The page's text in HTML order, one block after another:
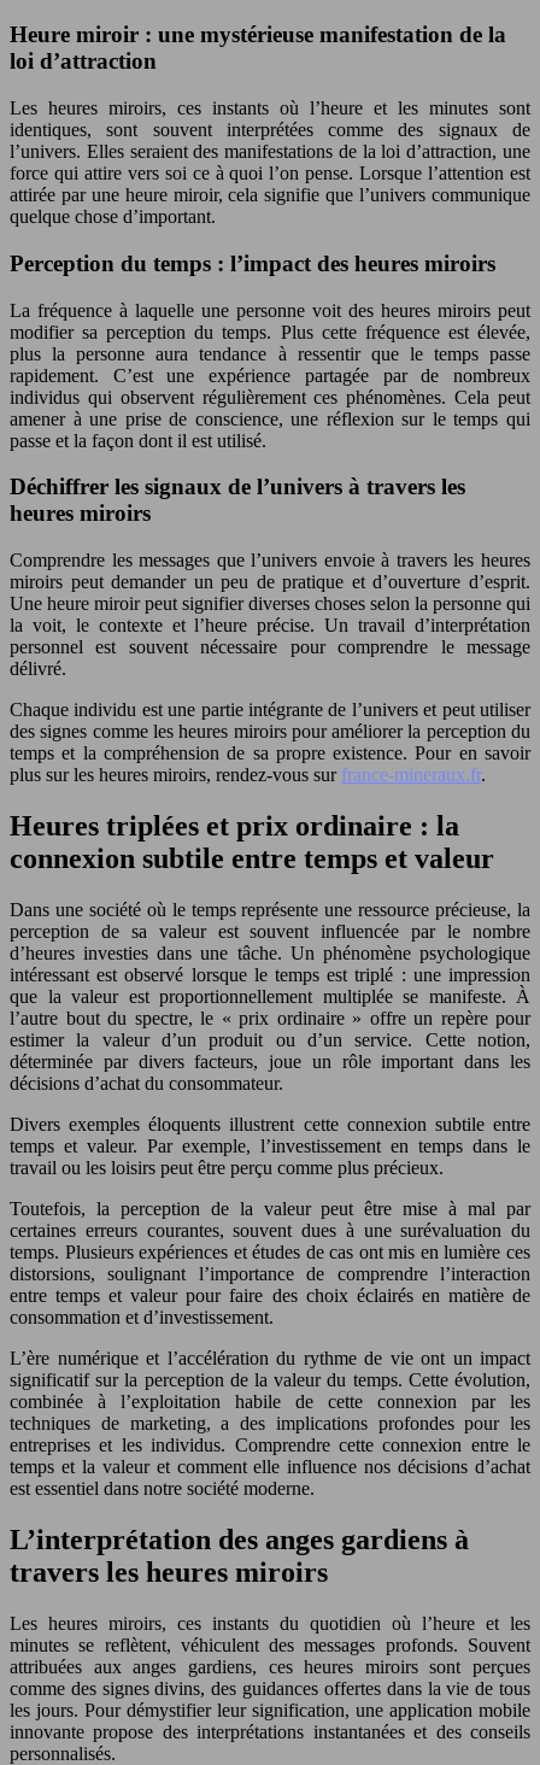
Heure miroir : une mystérieuse manifestation de la
loi d’attraction
Les heures miroirs, ces instants où l’heure et les minutes sont
identiques, sont souvent interprétées comme des signaux de
l’univers. Elles seraient des manifestations de la loi d’attraction, une
force qui attire vers soi ce à quoi l’on pense. Lorsque l’attention est
attirée par une heure miroir, cela signifie que l’univers communique
quelque chose d’important.
Perception du temps : l’impact des heures miroirs
La fréquence à laquelle une personne voit des heures miroirs peut
modifier sa perception du temps. Plus cette fréquence est élevée,
plus la personne aura tendance à ressentir que le temps passe
rapidement. C’est une expérience partagée par de nombreux
individus qui observent régulièrement ces phénomènes. Cela peut
amener à une prise de conscience, une réflexion sur le temps qui
passe et la façon dont il est utilisé.
Déchiffrer les signaux de l’univers à travers les
heures miroirs
Comprendre les messages que l’univers envoie à travers les heures
miroirs peut demander un peu de pratique et d’ouverture d’esprit.
Une heure miroir peut signifier diverses choses selon la personne qui
la voit, le contexte et l’heure précise. Un travail d’interprétation
personnel est souvent nécessaire pour comprendre le message
délivré.
Chaque individu est une partie intégrante de l’univers et peut utiliser
des signes comme les heures miroirs pour améliorer la perception du
temps et la compréhension de sa propre existence. Pour en savoir
plus sur les heures miroirs, rendez-vous sur france-mineraux.fr.
Heures triplées et prix ordinaire : la
connexion subtile entre temps et valeur
Dans une société où le temps représente une ressource précieuse, la
perception de sa valeur est souvent influencée par le nombre
d’heures investies dans une tâche. Un phénomène psychologique
intéressant est observé lorsque le temps est triplé : une impression
que la valeur est proportionnellement multiplée se manifeste. À
l’autre bout du spectre, le « prix ordinaire » offre un repère pour
estimer la valeur d’un produit ou d’un service. Cette notion,
déterminée par divers facteurs, joue un rôle important dans les
décisions d’achat du consommateur.
Divers exemples éloquents illustrent cette connexion subtile entre
temps et valeur. Par exemple, l’investissement en temps dans le
travail ou les loisirs peut être perçu comme plus précieux.
Toutefois, la perception de la valeur peut être mise à mal par
certaines erreurs courantes, souvent dues à une surévaluation du
temps. Plusieurs expériences et études de cas ont mis en lumière ces
distorsions, soulignant l’importance de comprendre l’interaction
entre temps et valeur pour faire des choix éclairés en matière de
consommation et d’investissement.
L’ère numérique et l’accélération du rythme de vie ont un impact
significatif sur la perception de la valeur du temps. Cette évolution,
combinée à l’exploitation habile de cette connexion par les
techniques de marketing, a des implications profondes pour les
entreprises et les individus. Comprendre cette connexion entre le
temps et la valeur et comment elle influence nos décisions d’achat
est essentiel dans notre société moderne.
L’interprétation des anges gardiens à
travers les heures miroirs
Les heures miroirs, ces instants du quotidien où l’heure et les
minutes se reflètent, véhiculent des messages profonds. Souvent
attribuées aux anges gardiens, ces heures miroirs sont perçues
comme des signes divins, des guidances offertes dans la vie de tous
les jours. Pour démystifier leur signification, une application mobile
innovante propose des interprétations instantanées et des conseils
personnalisés.